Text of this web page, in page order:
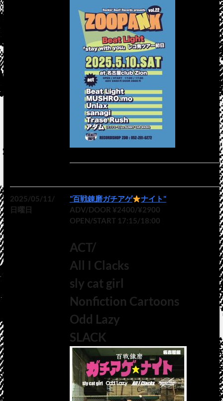
2025/05/11/
日曜日
"百戦錬磨ガチアゲ
ナイト"
ADV/DOOR ¥2400/¥2900
OPEN/START 17:15/18:00
ACT/
All I Clacks
sly cat girl
Nonfiction Cartoons
Odd Lazy
SLACK